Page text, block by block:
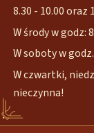
8.30 - 10.00 oraz
W środy w godz:
W soboty w
W czwartki,
nieczynna!